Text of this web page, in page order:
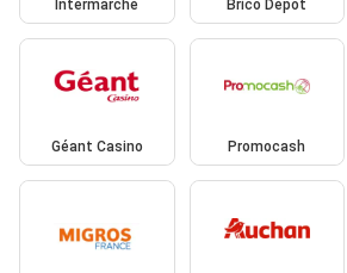
Intermarché Brico Dépôt
Géant Casino Promocash